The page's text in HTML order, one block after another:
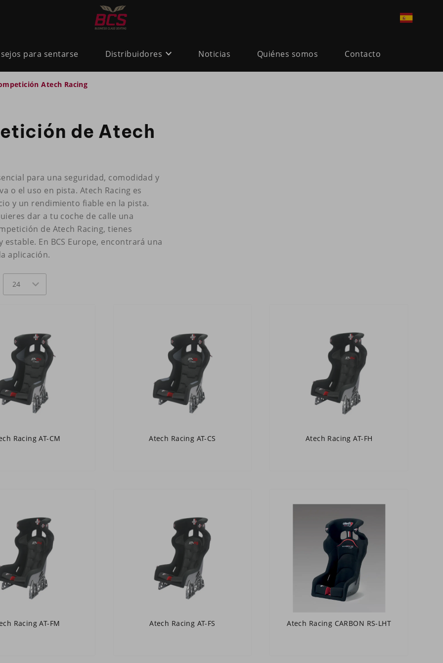
para sentarse Distribuidores Noticias Quiénes somos Contacto
Atech Racing
de Atech
para una seguridad, comodidad y
o el uso en pista. Atech Racing es
y un rendimiento fiable en la pista.
dar a tu coche de calle una
de Atech Racing, tienes
En BCS Europe, encontrará una
aplicación.
Racing AT-CM Atech Racing AT-CS Atech Racing AT-FH
Racing AT-FM Atech Racing AT-FS Atech Racing CARBON RS-LHT